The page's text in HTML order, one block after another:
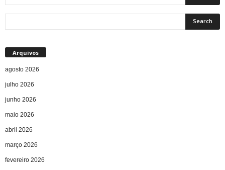
Arquivos
agosto 2026
julho 2026
junho 2026
maio 2026
abril 2026
março 2026
fevereiro 2026